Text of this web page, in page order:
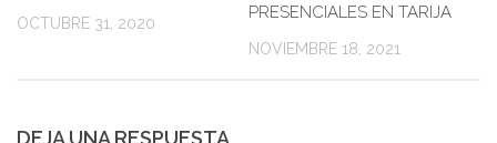
OCTUBRE 31, 2020
PRESENCIALES EN TARIJA
NOVIEMBRE 18, 2021
DEJA UNA RESPUESTA